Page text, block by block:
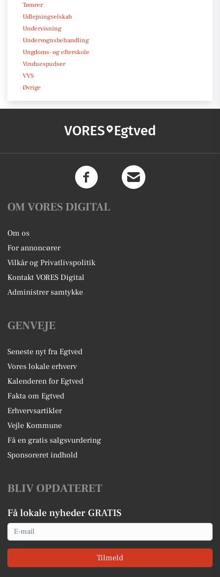
Tømrer
Udlejningselskab
Undervisning
Undervognsbehandling
Ungdoms- og efterskole
Vinduespudser
VVS
Øvrige
VORES Egtved
OM VORES DIGITAL
Om os
For annoncører
Vilkår og Privatlivspolitik
Kontakt VORES Digital
Administrer samtykke
GENVEJE
Seneste nyt fra Egtved
Vores lokale erhverv
Kalenderen for Egtved
Fakta om Egtved
Erhvervsartikler
Vejle Kommune
Få en gratis salgsvurdering
Sponsoreret indhold
BLIV OPDATERET
Få lokale nyheder GRATIS
Email
Tilmeld